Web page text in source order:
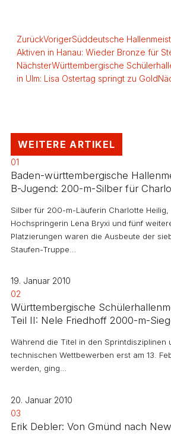
ZurückVorigerSüddeutsche
Aktiven in Hanau: Wieder Bronze für
NächsterWürttembergische
in Ulm: Lisa Ostertag springt zu Gold
WEITERE ARTIKEL
01
Baden-württembergische
B-Jugend: 200-m-Silber für
Silber für 200-m-Läuferin Charlotte
Hochspringerin Lena Bryxi und fünf
Platzierungen waren die Ausbeute der
Staufen-Truppe…
19. Januar 2010
02
Württembergische
Teil II: Nele Friedhoff 2000-m-
Während die Titel in den Sprintdisziplinen
technischen Wettbewerben erst am 13.
werden, ging…
20. Januar 2010
03
Erik Debler: Von Gmünd nach